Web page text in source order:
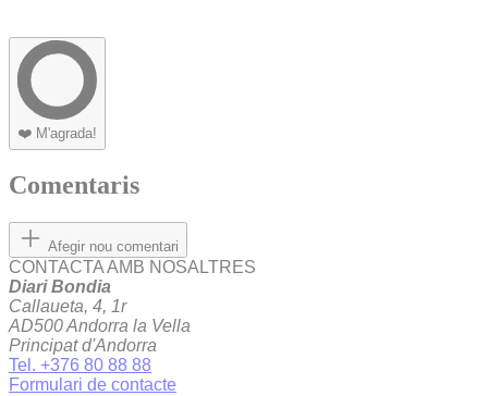
❤️ M'agrada!
Comentaris
Afegir nou comentari
CONTACTA AMB NOSALTRES
Diari Bondia
Callaueta, 4, 1r
AD500 Andorra la Vella
Principat d'Andorra
Tel. +376 80 88 88
Formulari de contacte